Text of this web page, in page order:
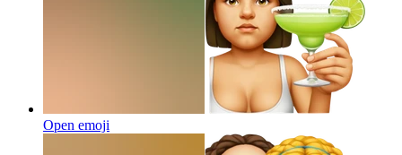
Open emoji